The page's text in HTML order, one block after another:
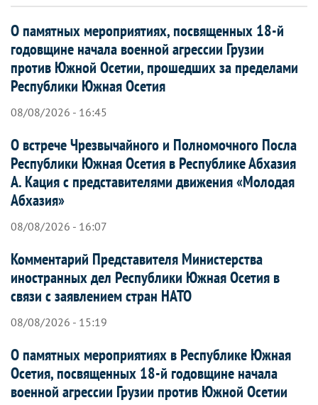
О памятных мероприятиях, посвященных 18-й
годовщине начала военной агрессии Грузии
против Южной Осетии, прошедших за пределами
Республики Южная Осетия
08/08/2026 - 16:45
О встрече Чрезвычайного и Полномочного Посла
Республики Южная Осетия в Республике Абхазия
А. Кация с представителями движения «Молодая
Абхазия»
08/08/2026 - 16:07
Комментарий Представителя Министерства
иностранных дел Республики Южная Осетия в
связи с заявлением стран НАТО
08/08/2026 - 15:19
О памятных мероприятиях в Республике Южная
Осетия, посвященных 18-й годовщине начала
военной агрессии Грузии против Южной Осетии